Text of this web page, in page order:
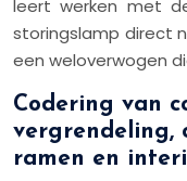
leert werken met
storingslamp direct
een weloverwogen
Codering van
vergrendeling,
ramen en